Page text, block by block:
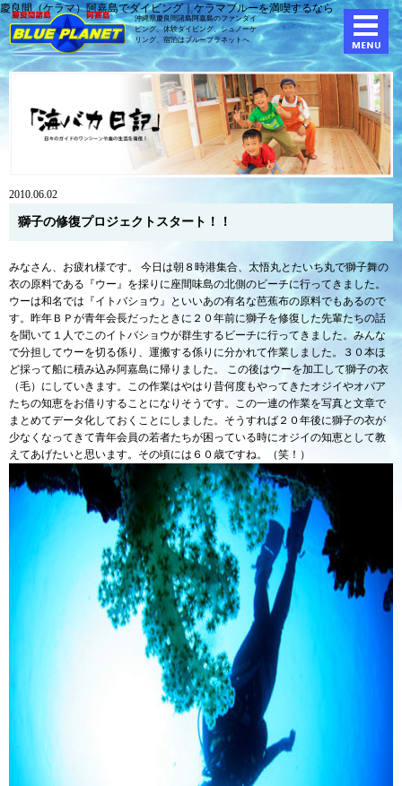
慶良間（ケラマ）阿嘉島でダイビング｜ケラマブルーを満喫するなら
沖縄県慶良間諸島阿嘉島のファンダイ
ビング、体験ダイビング、シュノーケ
リング、宿泊はブループラネットへ
2010.06.02
獅子の修復プロジェクトスタート！！
みなさん、お疲れ様です。 今日は朝８時港集合、太悟丸とたいち丸で獅子舞の
衣の原料である『ウー』を採りに座間味島の北側のビーチに行ってきました。
ウーは和名では『イトバショウ』といいあの有名な芭蕉布の原料でもあるので
す。昨年ＢＰが青年会長だったときに２０年前に獅子を修復した先輩たちの話
を聞いて１人でこのイトバショウが群生するビーチに行ってきました。みんな
で分担してウーを切る係り、運搬する係りに分かれて作業しました。３０本ほ
ど採って船に積み込み阿嘉島に帰りました。 この後はウーを加工して獅子の衣
（毛）にしていきます。この作業はやはり昔何度もやってきたオジイやオバア
たちの知恵をお借りすることになりそうです。この一連の作業を写真と文章で
まとめてデータ化しておくことにしました。そうすれば２０年後に獅子の衣が
少なくなってきて青年会員の若者たちが困っている時にオジイの知恵として教
えてあげたいと思います。その頃には６０歳ですね。（笑！）